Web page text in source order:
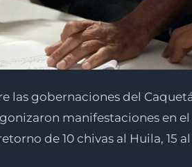
gobernaciones del
manifestaciones en
de 10 chivas al Huila, 15